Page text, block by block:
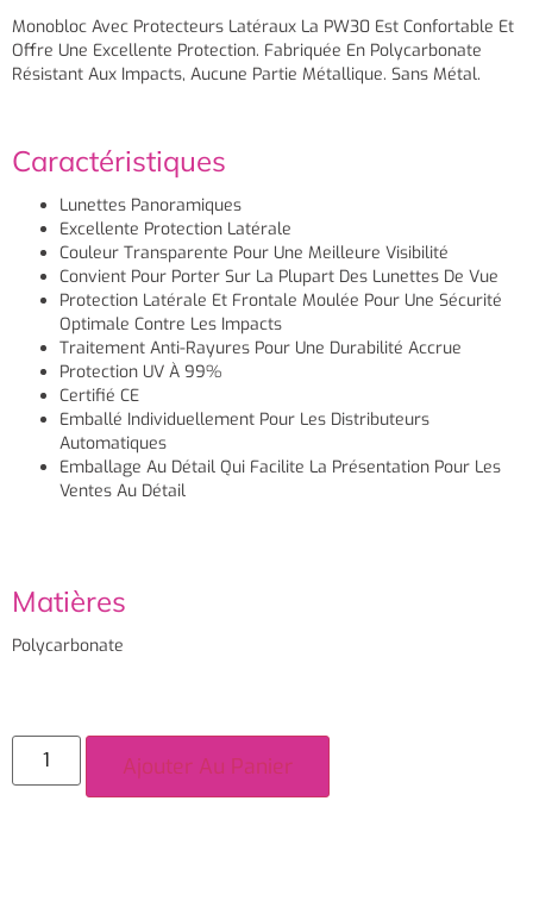
Monobloc Avec Protecteurs Latéraux La PW30 Est Confortable Et
Offre Une Excellente Protection. Fabriquée En Polycarbonate
Résistant Aux Impacts, Aucune Partie Métallique. Sans Métal.
Caractéristiques
Lunettes Panoramiques
Excellente Protection Latérale
Couleur Transparente Pour Une Meilleure Visibilité
Convient Pour Porter Sur La Plupart Des Lunettes De Vue
Protection Latérale Et Frontale Moulée Pour Une Sécurité
Optimale Contre Les Impacts
Traitement Anti-Rayures Pour Une Durabilité Accrue
Protection UV À 99%
Certifié CE
Emballé Individuellement Pour Les Distributeurs
Automatiques
Emballage Au Détail Qui Facilite La Présentation Pour Les
Ventes Au Détail
Matières
Polycarbonate
Ajouter Au Panier